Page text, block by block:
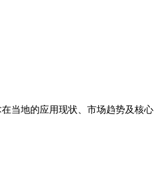
当地的应用现状、市场趋势及核心